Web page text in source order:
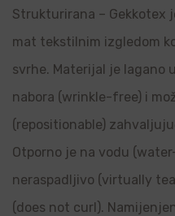
Strukturirana – Gekkotex
mat tekstilnim izgledom
svrhe. Materijal je lagano
nabora (wrinkle-free) i
(repositionable)
Otporno je na vodu
neraspadljivo (virtually
(does not curl).